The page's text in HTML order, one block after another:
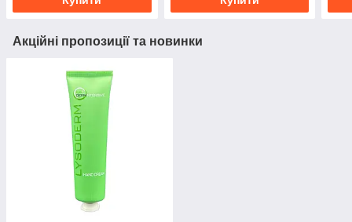
Акційні пропозиції та новинки